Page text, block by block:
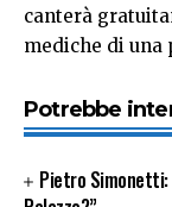
canterà
mediche di una
Potrebbe
Pietro Simonetti: